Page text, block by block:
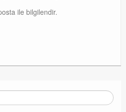
ile bilgilendir.